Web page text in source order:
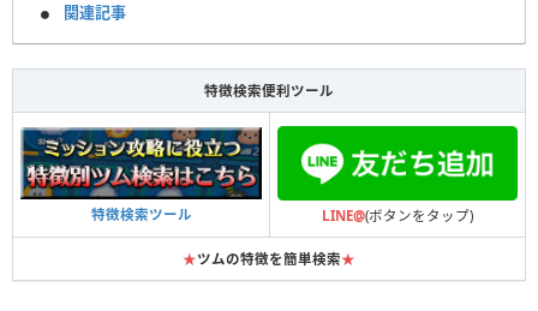
関連記事
特徴検索便利ツール
特徴検索ツール LINE@(ボタンをタップ)
★ツムの特徴を簡単検索★